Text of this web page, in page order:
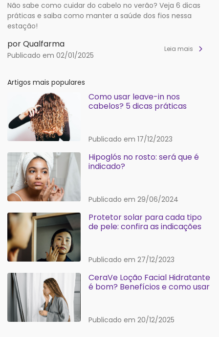
Não sabe como cuidar do cabelo no verão? Veja 6 dicas
práticas e saiba como manter a saúde dos fios nessa
estação!
por Qualfarma
Publicado em 02/01/2025
Leia mais
Artigos mais populares
Como usar leave-in nos
cabelos? 5 dicas práticas
Publicado em 17/12/2023
Hipoglós no rosto: será que é
indicado?
Publicado em 29/06/2024
Protetor solar para cada tipo
de pele: confira as indicações
Publicado em 27/12/2023
CeraVe Loção Facial Hidratante
é bom? Benefícios e como usar
Publicado em 20/12/2025